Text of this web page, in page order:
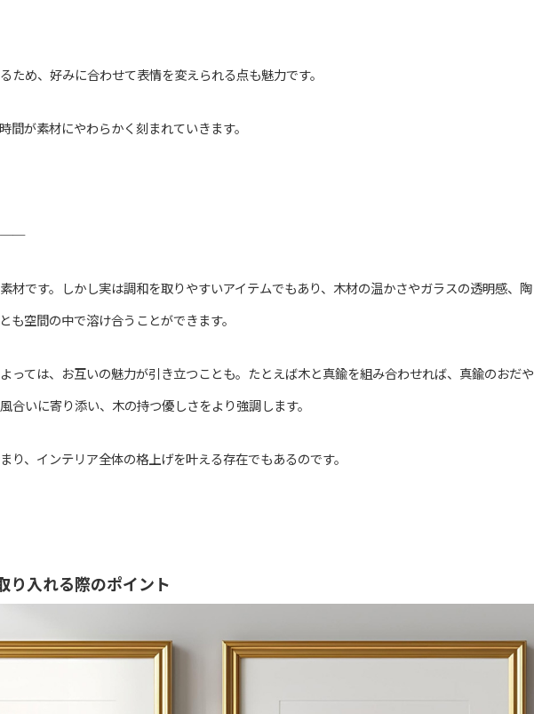
ため、好みに合わせて表情を変えられる点も魅力です。
間が素材にやわらかく刻まれていきます。
──
材です。しかし実は調和を取りやすいアイテムでもあり、木材の温かさやガラスの透明感、陶
も空間の中で溶け合うことができます。
っては、お互いの魅力が引き立つことも。たとえば木と真鍮を組み合わせれば、真鍮のおだや
合いに寄り添い、木の持つ優しさをより強調します。
り、インテリア全体の格上げを叶える存在でもあるのです。
り入れる際のポイント